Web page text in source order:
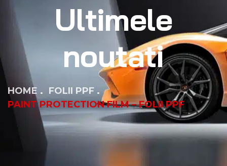
Ultimele
noutati
HOME
FOLII PPF
PAINT PROTECTION FILM – FOLII PPF